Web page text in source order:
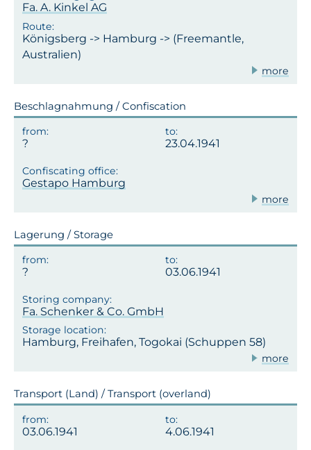
Fa. A. Kinkel AG
Königsberg -> Hamburg -> (Freemantle,
Australien)
more
Beschlagnahmung / Confiscation
23.04.1941
Gestapo Hamburg
more
Lagerung / Storage
03.06.1941
Fa. Schenker & Co. GmbH
Hamburg, Freihafen, Togokai (Schuppen 58)
more
Transport (Land) / Transport (overland)
03.06.1941 4.06.1941